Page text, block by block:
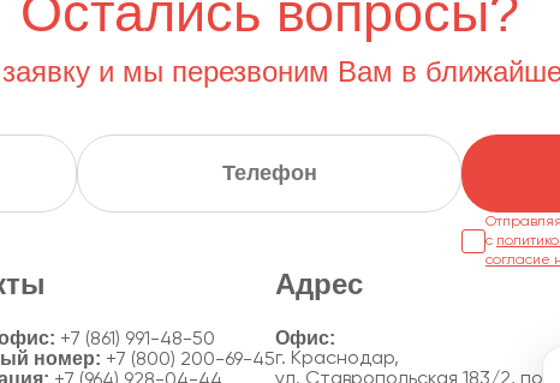
Остались вопросы?
заявку и мы перезвоним Вам в
с
согласие
+7 (861) 991-48-50
номер: +7 (800) 200-69-45
Адрес
г. Краснодар,